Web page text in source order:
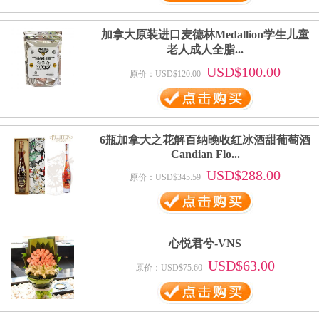
加拿大原装进口麦德林Medallion学生儿童
老人成人全脂...
原价：USD$120.00 USD$100.00
6瓶加拿大之花解百纳晚收红冰酒甜葡萄酒
Candian Flo...
原价：USD$345.59 USD$288.00
心悦君兮-VNS
原价：USD$75.60 USD$63.00